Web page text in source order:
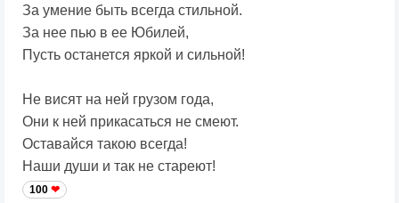
За умение быть всегда стильной.
За нее пью в ее Юбилей,
Пусть останется яркой и сильной!
Не висят на ней грузом года,
Они к ней прикасаться не смеют.
Оставайся такою всегда!
Наши души и так не стареют!
100